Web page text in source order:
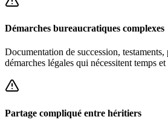
Démarches bureaucratiques complexes
Documentation de succession, testaments,
démarches légales qui nécessitent temps et
Partage compliqué entre héritiers